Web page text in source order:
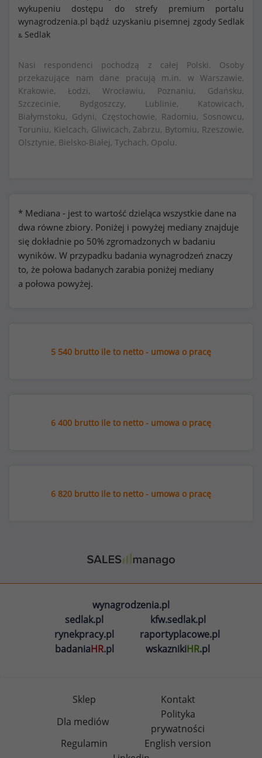
wykupeniu dostępu do strefy premium portalu
wynagrodzenia.pl bądź uzyskaniu pisemnej zgody Sedlak
& Sedlak
Nasi respondenci pochodzą z całej Polski. Osoby
przekazujące nam dane pracują m.in. w Warszawie,
Krakowie, Łodzi, Wrocławiu, Poznaniu, Gdańsku,
Szczecinie, Bydgoszczy, Lublinie, Katowicach,
Białymstoku, Gdyni, Częstochowie, Radomiu, Sosnowcu,
Toruniu, Kielcach, Gliwicach, Zabrzu, Bytomiu, Rzeszowie,
Olsztynie, Bielsko-Białej, Tychach, Opolu.
* Mediana - jest to wartość dzieląca wszystkie dane na
dwa równe zbiory. Poniżej i powyżej mediany znajduje
się dokładnie po 50% zgromadzonych w badaniu
wyników. W przypadku badania wynagrodzeń znaczy
to, że połowa badanych zarabia poniżej mediany
a połowa powyżej.
5 540 brutto ile to netto - umowa o pracę
6 400 brutto ile to netto - umowa o pracę
6 820 brutto ile to netto - umowa o pracę
wynagrodzenia.pl
sedlak.pl
kfw.sedlak.pl
rynekpracy.pl
raportyplacowe.pl
badaniaHR.pl wskaznikiHR.pl
Sklep
Kontakt
Dla mediów
Polityka
prywatności
Regulamin
English version